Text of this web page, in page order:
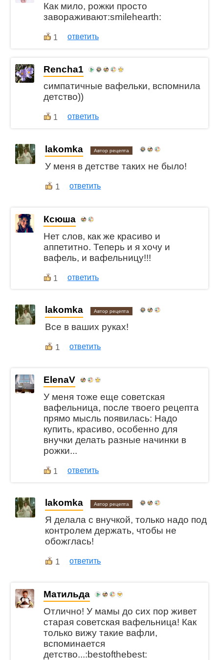
Как мило, рожки просто
завораживают:smilehearth:
1 ответить
Rencha1
симпатичные вафельки, вспомнила
детство))
1 ответить
lakomka Автор рецепта
У меня в детстве таких не было!
1 ответить
Ксюша
Нет слов, как же красиво и
аппетитно. Теперь и я хочу и
вафель, и вафельницу!!!
1 ответить
lakomka Автор рецепта
Все в ваших руках!
1 ответить
ElenaV
У меня тоже еще советская
вафельница, после твоего рецепта
прямо мысль появилась: Надо
купить, красиво, особенно для
внучки делать разные начинки в
рожки...
1 ответить
lakomka Автор рецепта
Я делала с внучкой, только надо под
контролем держать, чтобы не
обожглась!
1 ответить
Матильда
Отлично! У мамы до сих пор живет
старая советская вафельница! Как
только вижу такие вафли,
вспоминается
детство...:bestofthebest: